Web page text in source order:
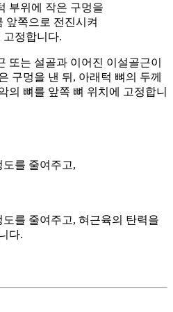
부위에 작은 구멍을
앞쪽으로 전진시켜
고정합니다.
또는 설골과 이어진 이설골근이
구멍을 낸 뒤, 아래턱 뼈의 두께
의 뼈를 앞쪽 뼈 위치에 고정합니
를 줄여주고,
를 줄여주고, 혀근육의 탄력을
다.